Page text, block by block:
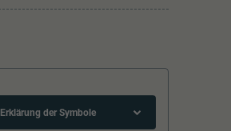
Erklärung der Symbole